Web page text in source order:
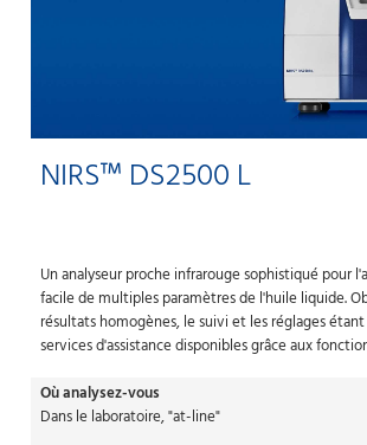
NIRS™ DS2500 L
Un analyseur proche infrarouge sophistiqué pour
facile de multiples paramètres de l'huile liquide.
résultats homogènes, le suivi et les réglages étant
services d'assistance disponibles grâce aux
Où analysez-vous
Dans le laboratoire, "at-line"